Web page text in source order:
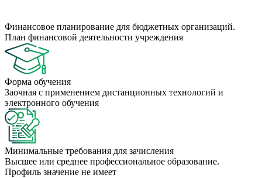
Финансовое планирование для бюджетных организаций.
План финансовой деятельности учреждения
Форма обучения
Заочная с применением дистанционных технологий и
электронного обучения
Минимальные требования для зачисления
Высшее или среднее профессиональное образование.
Профиль значение не имеет